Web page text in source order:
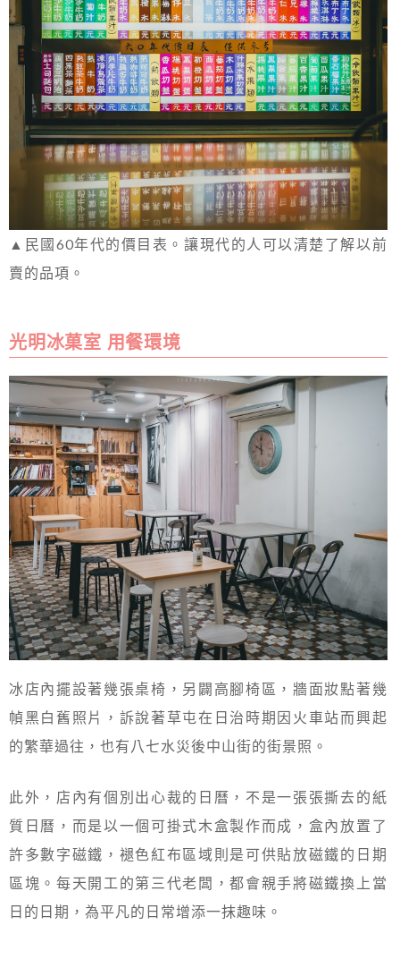
▲民國60年代的價目表。讓現代的人可以清楚了解以前
賣的品項。
光明冰菓室 用餐環境
冰店內擺設著幾張桌椅，另闢高腳椅區，牆面妝點著幾
幀黑白舊照片，訴說著草屯在日治時期因火車站而興起
的繁華過往，也有八七水災後中山街的街景照。
此外，店內有個別出心裁的日曆，不是一張張撕去的紙
質日曆，而是以一個可掛式木盒製作而成，盒內放置了
許多數字磁鐵，褪色紅布區域則是可供貼放磁鐵的日期
區塊。每天開工的第三代老闆，都會親手將磁鐵換上當
日的日期，為平凡的日常增添一抹趣味。